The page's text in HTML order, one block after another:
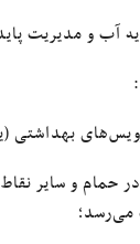
آب و مدیریت
و سایر